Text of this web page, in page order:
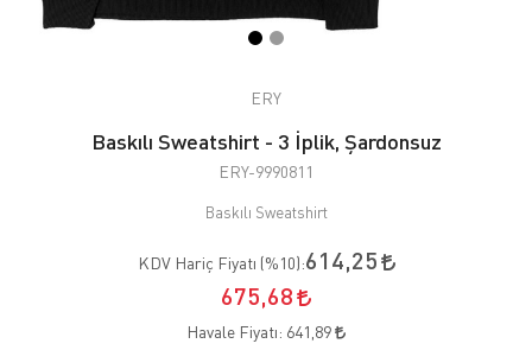
ERY
Baskılı Sweatshirt - 3 İplik, Şardonsuz
ERY-9990811
Baskılı Sweatshirt
KDV Hariç Fiyatı (%10):614,25
675,68
Havale Fiyatı: 641,89